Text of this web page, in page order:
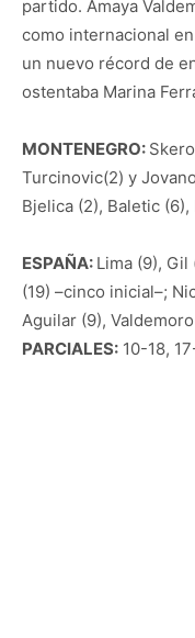
partido. Amaya
como internacional
un nuevo récord de
ostentaba Marina
MONTENEGRO:
Turcinovic(2) y
Bjelica (2), Baletic
ESPAÑA: Lima (9),
(19) –cinco inicial–;
Aguilar (9),
PARCIALES: 10-18,